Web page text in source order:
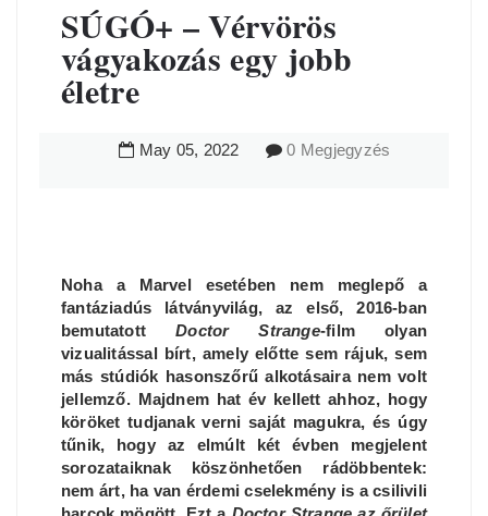
SÚGÓ+ – Vérvörös
vágyakozás egy jobb
életre
May 05, 2022 0 Megjegyzés
Noha a Marvel esetében nem meglepő a
fantáziadús látványvilág, az első, 2016-ban
bemutatottDoctor Strange-film olyan
vizualitással bírt, amely előtte sem rájuk, sem
más stúdiók hasonszőrű alkotásaira nem volt
jellemző. Majdnem hat év kellett ahhoz, hogy
köröket tudjanak verni saját magukra, és úgy
tűnik, hogy az elmúlt két évben megjelent
sorozataiknak köszönhetően rádöbbentek:
nem árt, ha van érdemi cselekmény is a csilivili